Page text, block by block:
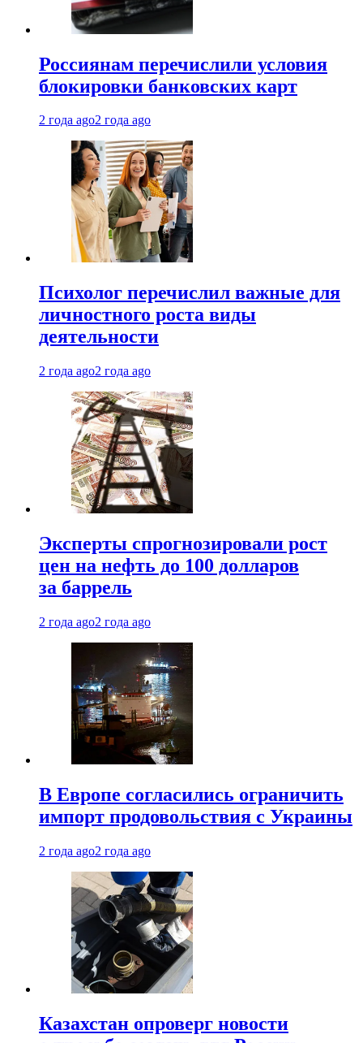
Россиянам перечислили условия
блокировки банковских карт
2 года ago2 года ago
Психолог перечислил важные для
личностного роста виды
деятельности
2 года ago2 года ago
Эксперты спрогнозировали рост
цен на нефть до 100 долларов
за баррель
2 года ago2 года ago
В Европе согласились ограничить
импорт продовольствия с Украины
2 года ago2 года ago
Казахстан опроверг новости